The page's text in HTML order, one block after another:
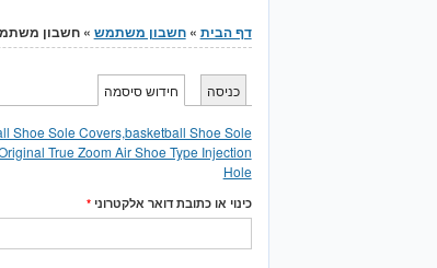
הינך נמצא כאן
דף הבית »חשבון משתמש » חשבון
לשוניות ראשיות
כניסה חידוש סיסמה
Shoe Sole Covers,basketball Shoe Sole
True Zoom Air Shoe Type Injection
Hole
כינוי או כתובת דואר אלקטרוני*